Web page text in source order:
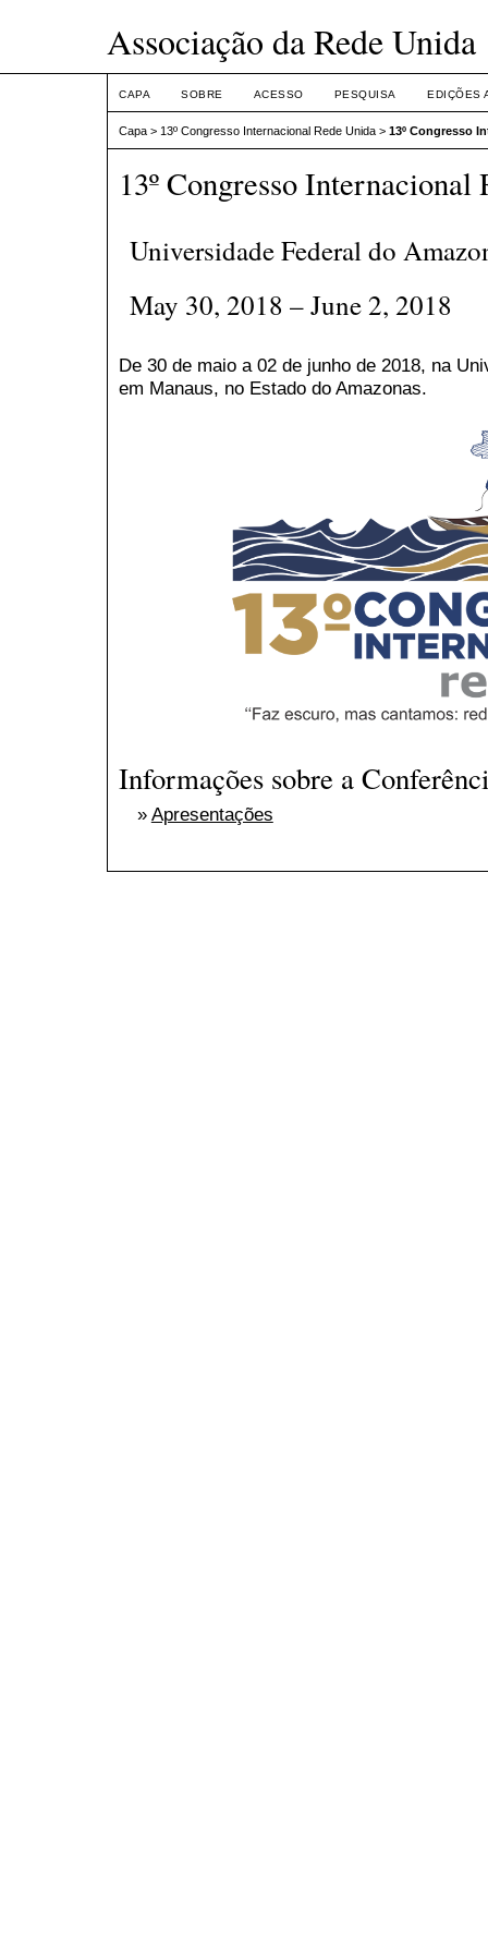
Associação da Rede Unida
CAPA SOBRE ACESSO PESQUISA EDIÇÕES
Capa > 13º Congresso Internacional Rede Unida > 13º Congresso
13º Congresso Internacional
Universidade Federal do
May 30, 2018 – June 2, 2018
De 30 de maio a 02 de junho de 2018, na
em Manaus, no Estado do Amazonas.
Informações sobre a
» Apresentações